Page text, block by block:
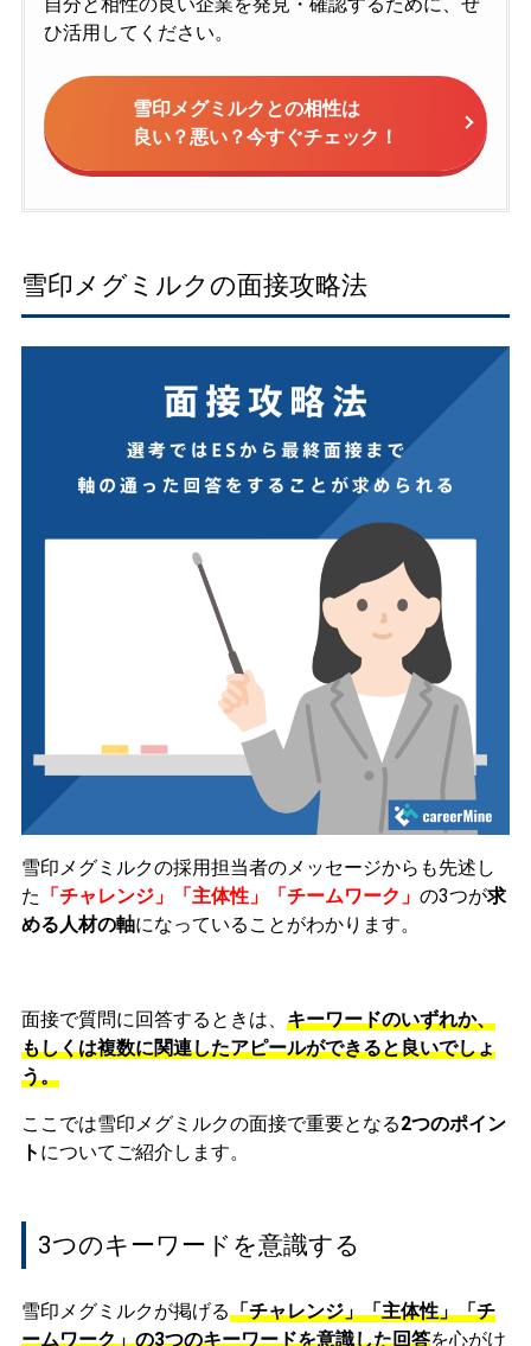
ひ活用してください。
雪印メグミルクとの相性は
良い？悪い？今すぐチェック！
雪印メグミルクの面接攻略法
雪印メグミルクの採用担当者のメッセージからも先述し
た 「チャレンジ」「主体性」「チームワーク」 の3つが求
める人材の軸になっていることがわかります。
面接で質問に回答するときは、 キーワードのいずれか、
もしくは複数に関連したアピールができると良いでしょ
う。
ここでは雪印メグミルクの面接で重要となる2つのポイン
ト についてご紹介します。
3つのキーワードを意識する
雪印メグミルクが掲げる「チャレンジ」「主体性」「チ
ームワーク」の3つのキーワードを意識した回答を心がけ